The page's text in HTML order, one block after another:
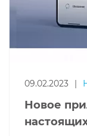
09.02.2023 |
Новое